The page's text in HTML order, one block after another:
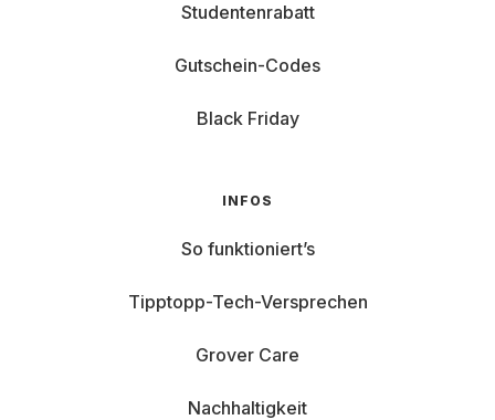
Studentenrabatt
Gutschein-Codes
Black Friday
INFOS
So funktioniert’s
Tipptopp-Tech-Versprechen
Grover Care
Nachhaltigkeit